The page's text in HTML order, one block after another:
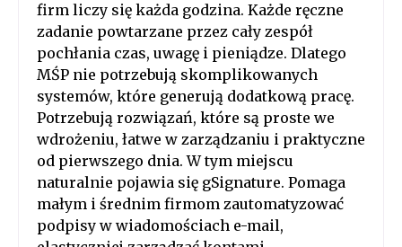
firm liczy się każda godzina. Każde ręczne
zadanie powtarzane przez cały zespół
pochłania czas, uwagę i pieniądze. Dlatego
MŚP nie potrzebują skomplikowanych
systemów, które generują dodatkową pracę.
Potrzebują rozwiązań, które są proste we
wdrożeniu, łatwe w zarządzaniu i praktyczne
od pierwszego dnia. W tym miejscu
naturalnie pojawia się gSignature. Pomaga
małym i średnim firmom zautomatyzować
podpisy w wiadomościach e-mail,